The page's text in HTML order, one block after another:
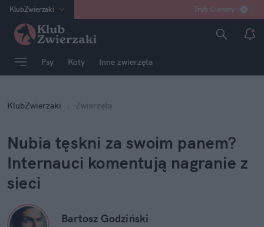
KlubZwierzaki
na:Temat
INN:Poland
ASZ:dziennik
dad :HERO
Tryb Ciemny
Psy Koty Inne zwierzęta
KlubZwierzaki Zwierzęta
Nubia tęskni za swoim panem?
Internauci komentują nagranie z
sieci
Bartosz Godziński